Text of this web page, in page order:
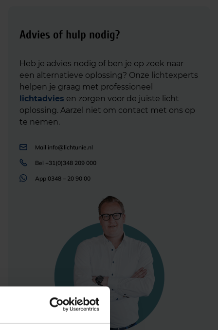
Advies of hulp nodig?
Heb je advies nodig of ben je op zoek naar
een alternatieve oplossing? Onze lichtexperts
helpen je graag met professioneel
lichtadvies en zorgen voor de juiste licht
oplossing. Aarzel niet om contact met ons op
te nemen.
Mail info@lichtunie.nl
Bel +31(0)348 209 000
App 0348 – 20 90 00